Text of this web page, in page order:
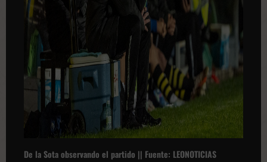
De la Sota observando el partido || Fuente: LEONOTICIAS